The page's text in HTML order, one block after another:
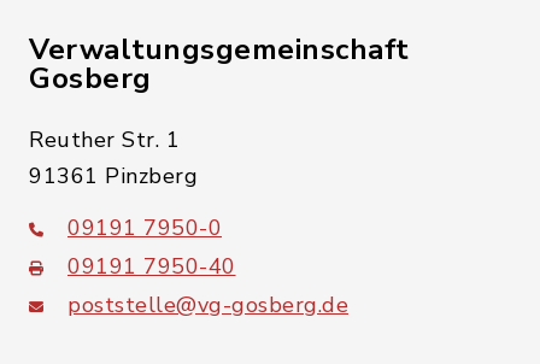
Verwaltungsgemeinschaft
Gosberg
Reuther Str. 1
91361 Pinzberg
09191 7950-0
09191 7950-40
poststelle@vg-gosberg.de